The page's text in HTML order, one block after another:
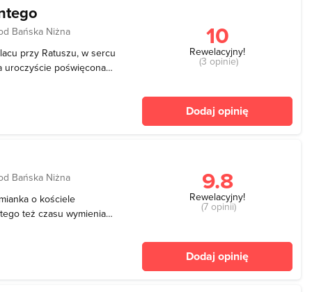
Bańska Niżna
przy Ratuszu, w sercu
uroczyście poświęcona
10
Rewelacyjny!
(3 opinie)
Dodaj opinię
Bańska Niżna
o kościele
też czasu wymieniani
9.8
Rewelacyjny!
(7 opinii)
Dodaj opinię